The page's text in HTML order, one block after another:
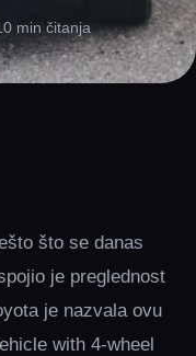
min čitanja
što se danas
je preglednost
je nazvala ovu
with 4-wheel